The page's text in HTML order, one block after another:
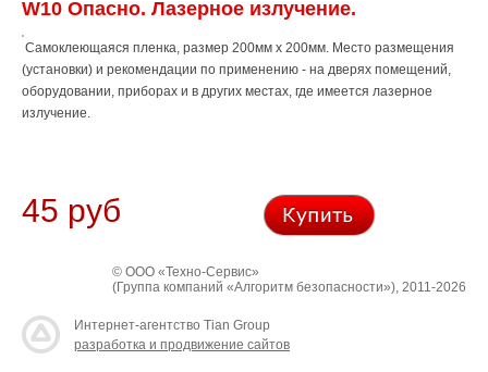
W10 Опасно. Лазерное излучение.
Самоклеющаяся пленка, размер 200мм х 200мм. Место размещения
(установки) и рекомендации по применению - на дверях помещений,
оборудовании, приборах и в других местах, где имеется лазерное
излучение.
45 руб
© ООО «Техно-Сервис»
(Группа компаний «Алгоритм безопасности»), 2011-2026
Интернет-агентство Tian Group
разработка и продвижение сайтов